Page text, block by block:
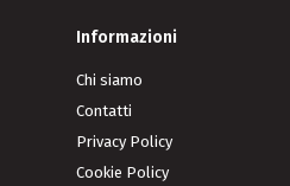
Informazioni
Chi siamo
Contatti
Privacy Policy
Cookie Policy